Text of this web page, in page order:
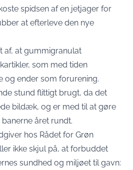
spidsen af en jetjager for
at efterleve den nye
af, at gummigranulat
som med tiden
og ender som forurening.
stund flittigt brugt, da det
bildæk, og er med til at gøre
året rundt.
hos Rådet for Grøn
ikke skjul på, at forbuddet
sundhed og miljøet til gavn: